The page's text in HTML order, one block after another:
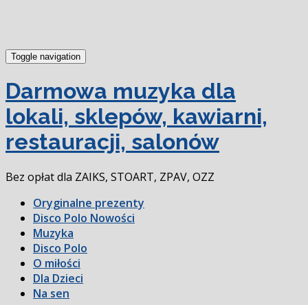
Toggle navigation
Darmowa muzyka dla
lokali, sklepów, kawiarni,
restauracji, salonów
Bez opłat dla ZAIKS, STOART, ZPAV, OZZ
Oryginalne prezenty
Disco Polo Nowości
Muzyka
Disco Polo
O miłości
Dla Dzieci
Na sen